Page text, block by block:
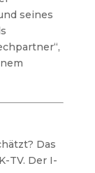
seines
Das
TV. Der I-